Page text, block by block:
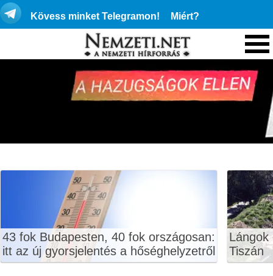
Kövess minket Telegramon! Miért?
43 fok Budapesten, 40 fok országosan:
itt az új gyorsjelentés a hőséghelyzetről
Lángok
Tiszán